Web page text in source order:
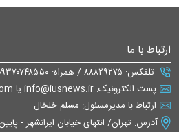
ارتباط با ما
تلفکس: ۸۸۸۲۹۲۷۵ / همراه: ۰۹۳۷۰۷۴۸۵۵۰
پست الکترونیک: info@iusnews.ir یا eiusnews@gmail.com
ارتباط با مدیرمسئول: مسلم خلخال